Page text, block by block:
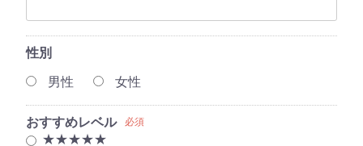
性別
男性
女性
おすすめレベル 必須
★★★★★